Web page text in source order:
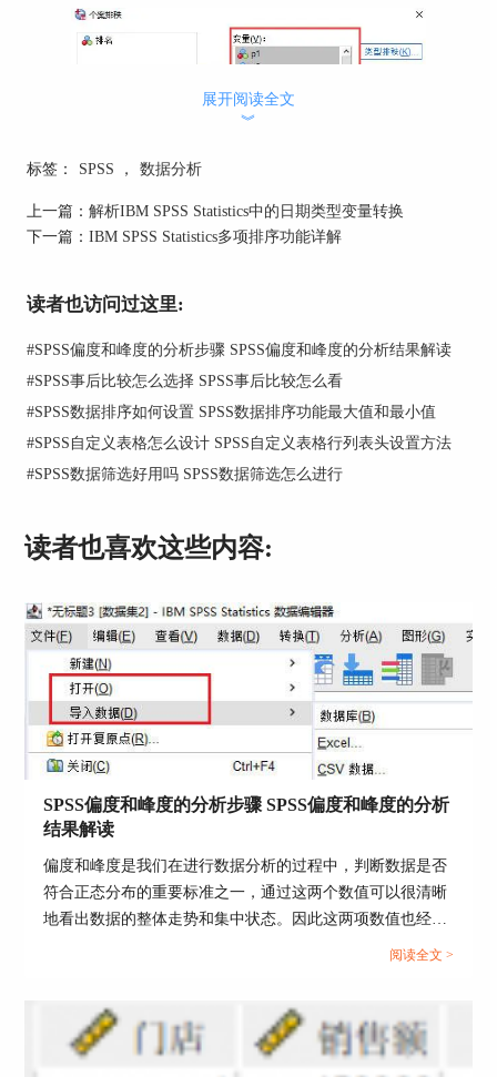
完成个案排秩之后，SPSS会帮我们生成六个新的变
量，随后我们点击【转换】--【计算变量】，将生
成的六个新变量进行相加计算，生成一个新的目标
此时生成的score新变量如下图4所示，我们右键点
击它，选择“升序排序”，就可以看到个案排秩加法
得出的新的排名，其中，清华大学排在第一位，北
京大学排在第二位。
展开阅读全文
︾
标签： SPSS ， 数据分析
上一篇： 解析IBM SPSS Statistics中的日期类型变量转换
下一篇： IBM SPSS Statistics多项排序功能详解
读者也访问过这里:
#SPSS偏度和峰度的分析步骤 SPSS偏度和峰度的分析结果解读
#SPSS事后比较怎么选择 SPSS事后比较怎么看
#SPSS数据排序如何设置 SPSS数据排序功能最大值和最小值
#SPSS自定义表格怎么设计 SPSS自定义表格行列表头设置方法
#SPSS数据筛选好用吗 SPSS数据筛选怎么进行
读者也喜欢这些内容:
SPSS偏度和峰度的分析步骤 SPSS偏度和峰度的分析
结果解读
偏度和峰度是我们在进行数据分析的过程中，判断数据是否
符合正态分布的重要标准之一，通过这两个数值可以很清晰
地看出数据的整体走势和集中状态。因此这两项数值也经常
被用于市场学分析、股市分析中，能够帮忙用户去发现某些
讲解一下关于偏度和峰度的相关知识。...
阅读全文 >